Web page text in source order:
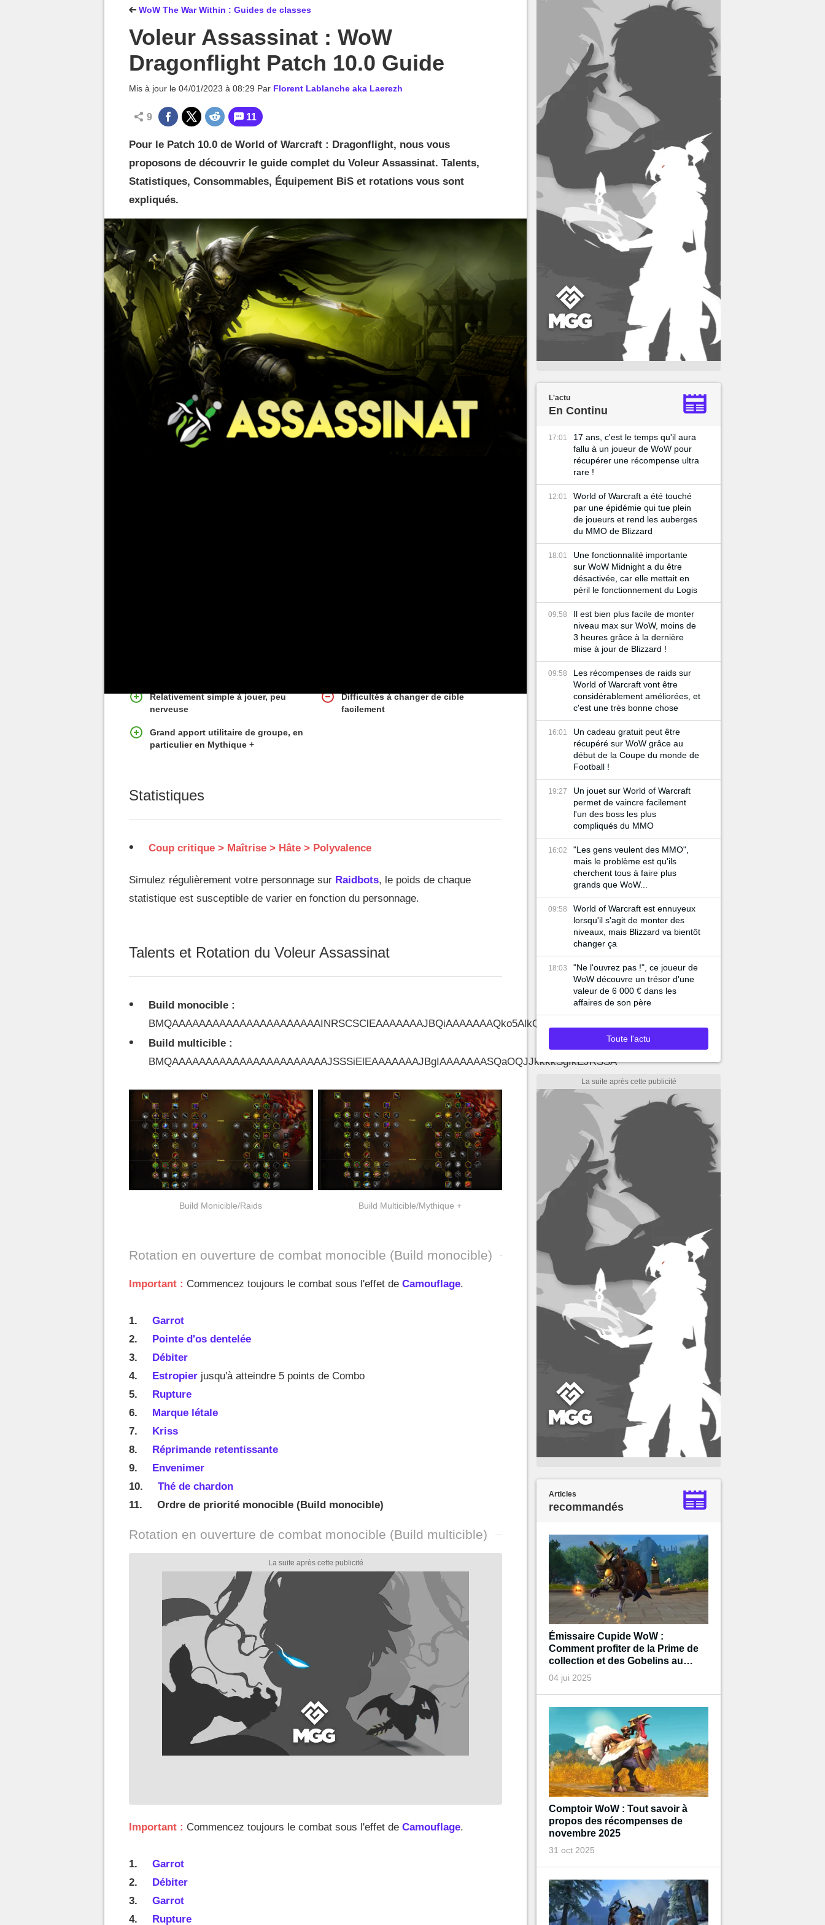
WoW The War Within : Guides de classes
Voleur Assassinat : WoW
Dragonflight Patch 10.0 Guide
Mis à jour le 04/01/2023 à 08:29 Par Florent Lablanche aka Laerezh
9 11
Pour le Patch 10.0 de World of Warcraft : Dragonflight, nous vous
proposons de découvrir le guide complet du Voleur Assassinat. Talents,
Statistiques, Consommables, Équipement BiS et rotations vous sont
expliqués.
Relativement simple à jouer, peu
nerveuse
Grand apport utilitaire de groupe, en
particulier en Mythique +
Difficultés à changer de cible
facilement
Statistiques
Coup critique > Maîtrise > Hâte > Polyvalence
Simulez régulièrement votre personnage sur Raidbots, le poids de chaque
statistique est susceptible de varier en fonction du personnage.
Talents et Rotation du Voleur Assassinat
Build monocible :
BMQAAAAAAAAAAAAAAAAAAAAAAINRSCSClEAAAAAAAJBQiAAAAAAAQko5AlkQSSSaJJikgQIWQA
Build multicible :
BMQAAAAAAAAAAAAAAAAAAAAAAAJSSSiElEAAAAAAAJBgIAAAAAAASQaOQJJkkkkSgIkEJRSSA
Build Monicible/Raids Build Multicible/Mythique +
Rotation en ouverture de combat monocible (Build monocible)
Important : Commencez toujours le combat sous l'effet de Camouflage.
Garrot
Pointe d'os dentelée
Débiter
Estropier jusqu'à atteindre 5 points de Combo
Rupture
Marque létale
Kriss
Réprimande retentissante
Envenimer
Thé de chardon
Ordre de priorité monocible (Build monocible)
Rotation en ouverture de combat monocible (Build multicible)
Important : Commencez toujours le combat sous l'effet de Camouflage.
Garrot
Débiter
Garrot
Rupture
L'actu
En Continu
17:01
17 ans, c'est le temps qu'il aura
fallu à un joueur de WoW pour
récupérer une récompense ultra
rare !
12:01
World of Warcraft a été touché
par une épidémie qui tue plein
de joueurs et rend les auberges
du MMO de Blizzard
18:01
Une fonctionnalité importante
sur WoW Midnight a du être
désactivée, car elle mettait en
péril le fonctionnement du Logis
09:58
Il est bien plus facile de monter
niveau max sur WoW, moins de
3 heures grâce à la dernière
mise à jour de Blizzard !
09:58
Les récompenses de raids sur
World of Warcraft vont être
considérablement améliorées, et
c'est une très bonne chose
16:01
Un cadeau gratuit peut être
récupéré sur WoW grâce au
début de la Coupe du monde de
Football !
19:27
Un jouet sur World of Warcraft
permet de vaincre facilement
l'un des boss les plus
compliqués du MMO
16:02
"Les gens veulent des MMO",
mais le problème est qu'ils
cherchent tous à faire plus
grands que WoW...
09:58
World of Warcraft est ennuyeux
lorsqu'il s'agit de monter des
niveaux, mais Blizzard va bientôt
changer ça
18:03
"Ne l'ouvrez pas !", ce joueur de
WoW découvre un trésor d'une
valeur de 6 000 € dans les
affaires de son père
Toute l'actu
Articles
recommandés
Émissaire Cupide WoW :
Comment profiter de la Prime de
collection et des Gobelins au
trésor de Diablo pendant
l'événement ?
04 jui 2025
Comptoir WoW : Tout savoir à
propos des récompenses de
novembre 2025
31 oct 2025